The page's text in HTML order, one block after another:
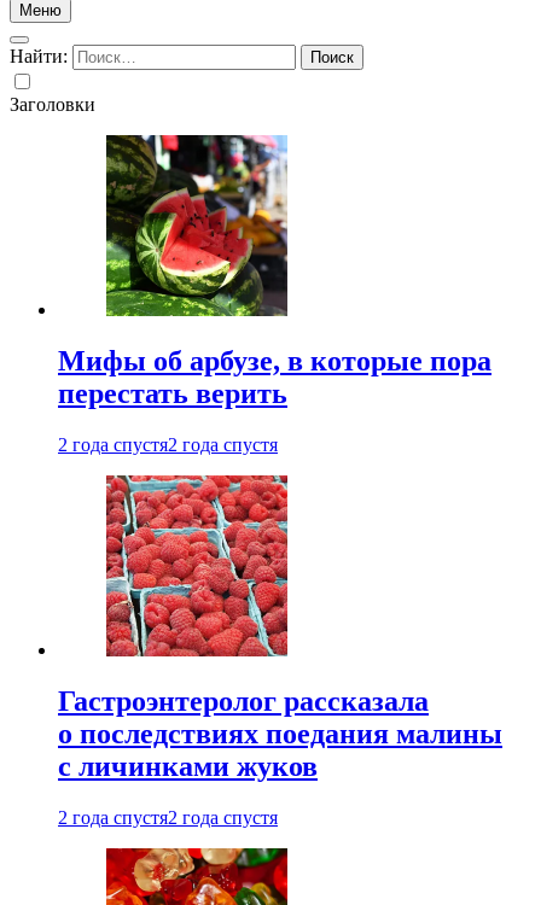
Меню
Найти:
Заголовки
Мифы об арбузе, в которые пора
перестать верить
2 года спустя2 года спустя
Гастроэнтеролог рассказала
о последствиях поедания малины
с личинками жуков
2 года спустя2 года спустя